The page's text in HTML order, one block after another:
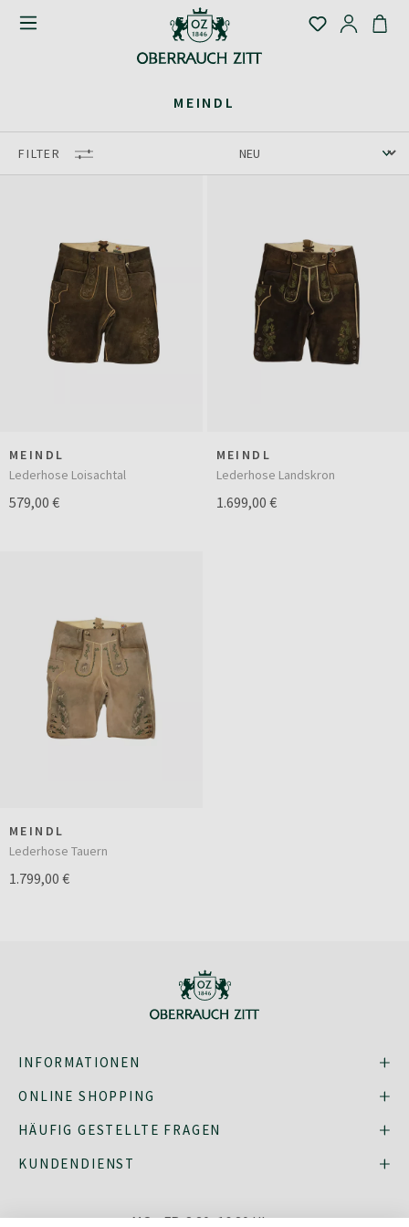
MEINDL
FILTER
MEINDL
Lederhose Loisachtal
579,00 €
MEINDL
Lederhose Landskron
1.699,00 €
MEINDL
Lederhose Tauern
1.799,00 €
INFORMATIONEN
ONLINE SHOPPING
HÄUFIG GESTELLTE FRAGEN
KUNDENDIENST
MO - FR: 8:30–16:30 Uhr,